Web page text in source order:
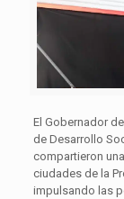
El Gobernador
de Desarrollo
compartieron
ciudades de la
impulsando las